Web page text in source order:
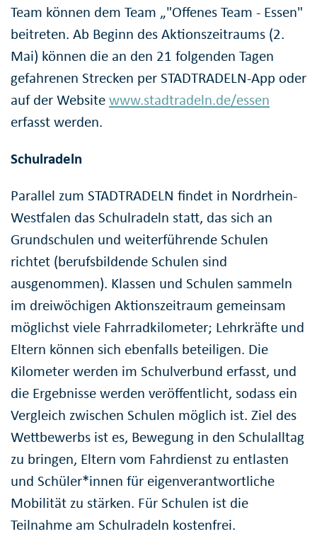
Team können dem Team „"Offenes Team - Essen"
beitreten. Ab Beginn des Aktionszeitraums (2.
Mai) können die an den 21 folgenden Tagen
gefahrenen Strecken per STADTRADELN-App oder
auf der Websitewww.stadtradeln.de/essen
erfasst werden.
Schulradeln
Parallel zum STADTRADELN findet in Nordrhein-
Westfalen das Schulradeln statt, das sich an
Grundschulen und weiterführende Schulen
richtet (berufsbildende Schulen sind
ausgenommen). Klassen und Schulen sammeln
im dreiwöchigen Aktionszeitraum gemeinsam
möglichst viele Fahrradkilometer; Lehrkräfte und
Eltern können sich ebenfalls beteiligen. Die
Kilometer werden im Schulverbund erfasst, und
die Ergebnisse werden veröffentlicht, sodass ein
Vergleich zwischen Schulen möglich ist. Ziel des
Wettbewerbs ist es, Bewegung in den Schulalltag
zu bringen, Eltern vom Fahrdienst zu entlasten
und Schüler*innen für eigenverantwortliche
Mobilität zu stärken. Für Schulen ist die
Teilnahme am Schulradeln kostenfrei.